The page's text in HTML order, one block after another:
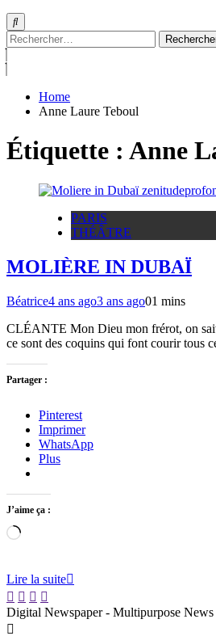
Rechercher :
Home
Anne Laure Teboul
Étiquette : Anne
PARIS
THÉÂTRE
MOLIÈRE IN DUBAÏ
Béatrice4 ans ago3 ans ago01 mins
CLÉANTE Mon Dieu mon frérot, on sait
ce sont des coquins qui font courir tous
Partager :
Pinterest
Imprimer
WhatsApp
Plus
J’aime ça :
Chargement…
Lire la suite
Digital Newspaper - Multipurpose